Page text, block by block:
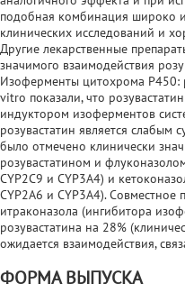
подобная комбинация широко
клинических исследований и
Другие лекарственные
значимого взаимодействия
Изоферменты цитохрома Р450:
vitro показали, что
индуктором изоферментов
розувастатин является слабым
было отмечено клинически
розувастатином и
CYP2C9 и CYP3A4) и
CYP2A6 и CYP3A4). Совместное
итраконазола (ингибитора
розувастатина на 28%
ожидается взаимодействия,
ФОРМА ВЫПУСКА